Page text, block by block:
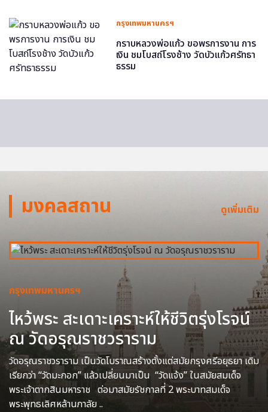
กรุงเทพมหานครฯ
กราบหลวงพ่อแก้ว ขอพรการงาน การ
เงิน ชมโบสถ์โรงช้าง วัดบัวแก้วศรัทธา
ธรรม
มงคลสถาน ดูเพิ่มเติม
กรุงเทพมหานครฯ
ไหว้พระ สะเดาะเคราะห์ให้ชีวิตรุ่งโรจน์
ณ วัดอรุณราชวราราม
วัดอรุณราชวราราม เป็นวัดโบราณสร้างตั้งแต่สมัยกรุงศรีอยุธยา เดิม
เรียกว่า “วัดมะกอก” แล้วเปลี่ยนมาเป็น “วัดแจ้ง” ในสมัยสมเด็จ
พระเจ้าตากสินมหาราช ต่อมาสมัยรัชกาลที่ 2 พระบาทสมเด็จ
พระพุทธเลิศหล้านภาลัย ..